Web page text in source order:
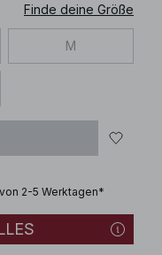
Finde deine Größe
M
2-5 Werktagen*